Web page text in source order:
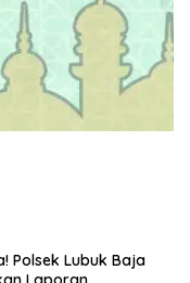
Polsek Lubuk Baja